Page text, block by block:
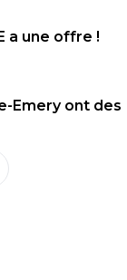
a une offre !
Emery ont des